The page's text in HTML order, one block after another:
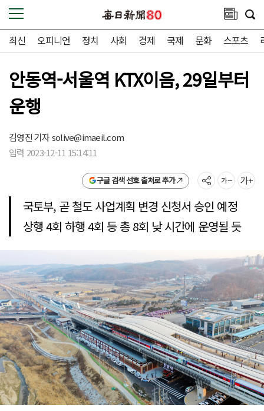
최신 오피니언 정치 사회 경제 국제 문화 스포츠
안동역-서울역 KTX이음, 29일부터
운행
김영진 기자solive@imaeil.com
입력 2023-12-11 15:14:11
구글 검색 선호 출처로 추가
국토부, 곧 철도 사업계획 변경 신청서 승인 예정
상행 4회 하행 4회 등 총 8회 낮 시간에 운영될 듯